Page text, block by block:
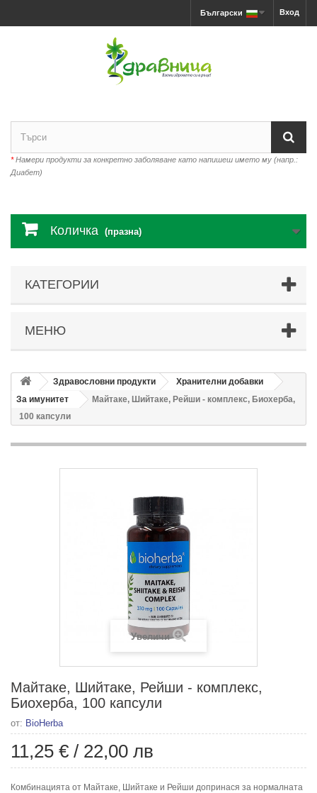
Вход
Български
*Намери продукти за конкретно заболяване като напишеш името му (напр.:
Диабет)
Количка (празна)
КАТЕГОРИИ
МЕНЮ
Здравословни продукти
Хранителни добавки
За имунитет
Майтаке, Шийтаке, Рейши - комплекс, Биохерба,
100 капсули
Увеличи
Майтаке, Шийтаке, Рейши - комплекс,
Биохерба, 100 капсули
от: BioHerba
11,25 € / 22,00 лв
Комбинацията от Майтаке, Шийтаке и Рейши допринася за нормалната